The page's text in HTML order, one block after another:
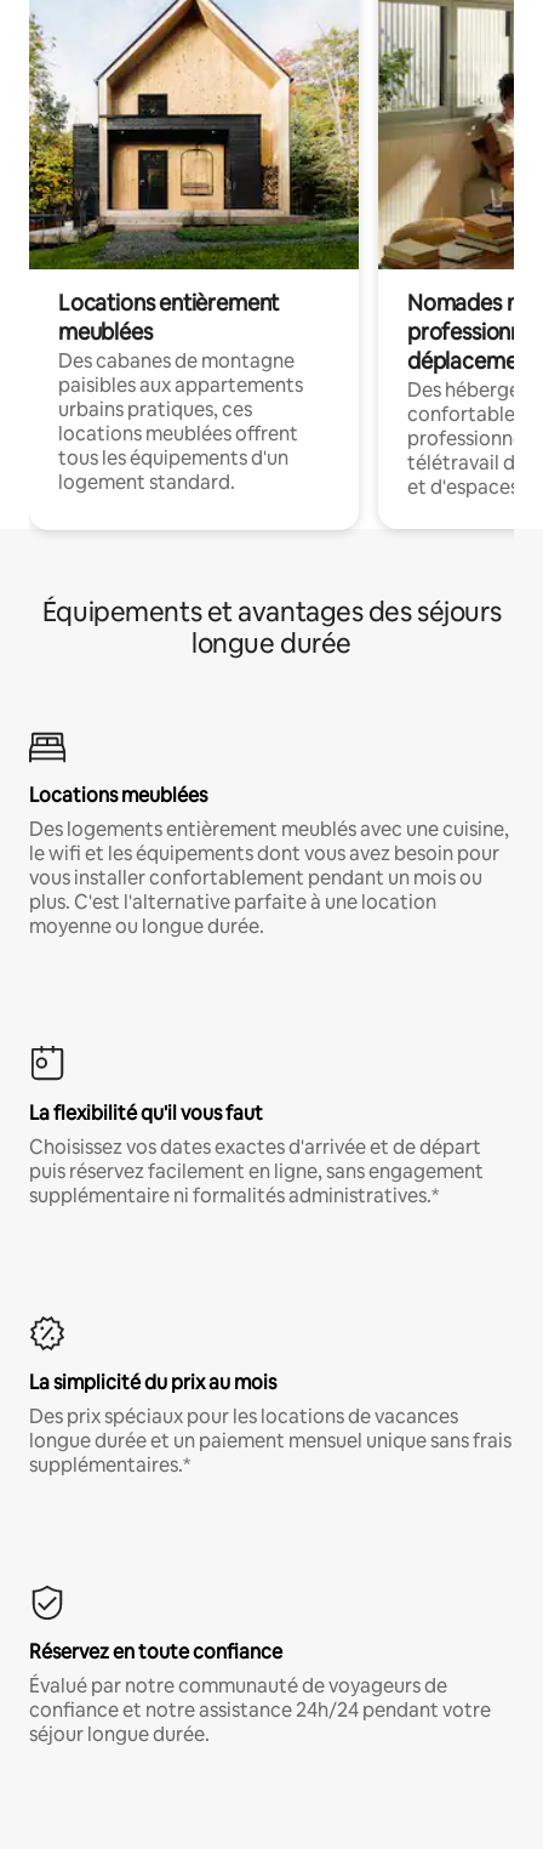
Locations entièrement
meublées
Des cabanes de montagne
paisibles aux appartements
urbains pratiques, ces
locations meublées offrent
tous les équipements d'un
logement standard.
Nomades
déplacement
Des
confortables
professionnels
télétravail
et d'espaces
Équipements et avantages des séjours
longue durée
Locations meublées
Des logements entièrement meublés avec une cuisine,
le wifi et les équipements dont vous avez besoin pour
vous installer confortablement pendant un mois ou
plus. C'est l'alternative parfaite à une location
moyenne ou longue durée.
La flexibilité qu'il vous faut
Choisissez vos dates exactes d'arrivée et de départ
puis réservez facilement en ligne, sans engagement
supplémentaire ni formalités administratives.*
La simplicité du prix au mois
Des prix spéciaux pour les locations de vacances
longue durée et un paiement mensuel unique sans frais
supplémentaires.*
Réservez en toute confiance
Évalué par notre communauté de voyageurs de
confiance et notre assistance 24h/24 pendant votre
séjour longue durée.